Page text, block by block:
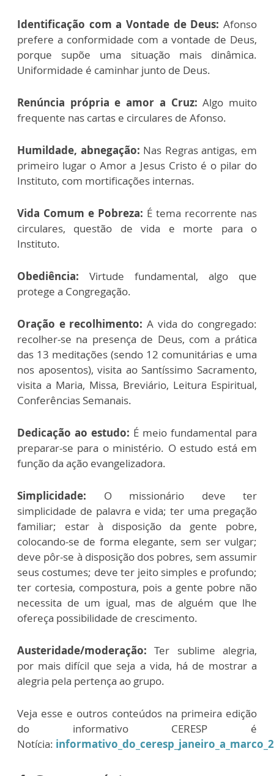
Identificação com a Vontade de Deus: Afonso
prefere a conformidade com a vontade de Deus,
porque supõe uma situação mais dinâmica.
Uniformidade é caminhar junto de Deus.
Renúncia própria e amor a Cruz: Algo muito
frequente nas cartas e circulares de Afonso.
Humildade, abnegação: Nas Regras antigas, em
primeiro lugar o Amor a Jesus Cristo é o pilar do
Instituto, com mortificações internas.
Vida Comum e Pobreza: É tema recorrente nas
circulares, questão de vida e morte para o
Instituto.
Obediência: Virtude fundamental, algo que
protege a Congregação.
Oração e recolhimento: A vida do congregado:
recolher-se na presença de Deus, com a prática
das 13 meditações (sendo 12 comunitárias e uma
nos aposentos), visita ao Santíssimo Sacramento,
visita a Maria, Missa, Breviário, Leitura Espiritual,
Conferências Semanais.
Dedicação ao estudo: É meio fundamental para
preparar-se para o ministério. O estudo está em
função da ação evangelizadora.
Simplicidade: O missionário deve ter
simplicidade de palavra e vida; ter uma pregação
familiar; estar à disposição da gente pobre,
colocando-se de forma elegante, sem ser vulgar;
deve pôr-se à disposição dos pobres, sem assumir
seus costumes; deve ter jeito simples e profundo;
ter cortesia, compostura, pois a gente pobre não
necessita de um igual, mas de alguém que lhe
ofereça possibilidade de crescimento.
Austeridade/moderação: Ter sublime alegria,
por mais difícil que seja a vida, há de mostrar a
alegria pela pertença ao grupo.
Veja esse e outros conteúdos na primeira edição
do informativo CERESP é
Notícia: